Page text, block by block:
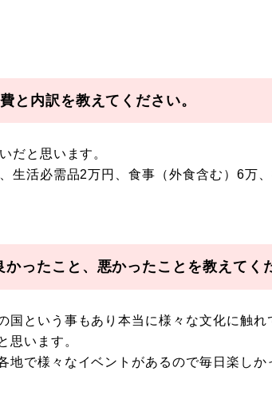
と内訳を教えてください。
だと思います。
生活必需品2万円、食事（外食含む）6万
かったこと、悪かったことを教えてく
国という事もあり本当に様々な文化に触
思います。
地で様々なイベントがあるので毎日楽しか